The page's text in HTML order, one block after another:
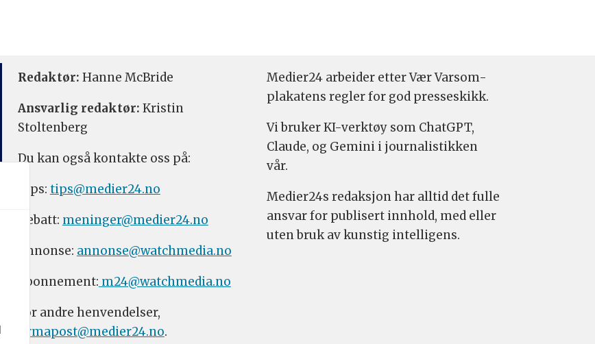
Redaktør: Hanne McBride
Ansvarlig redaktør: Kristin
Stoltenberg
Du kan også kontakte oss på:
Tips: tips@medier24.no
Debatt: meninger@medier24.no
Annonse: annonse@watchmedia.no
Abonnement: m24@watchmedia.no
For andre henvendelser,
firmapost@medier24.no.
Medier24 arbeider etter Vær Varsom-
plakatens regler for god presseskikk.
Vi bruker KI-verktøy som ChatGPT,
Claude, og Gemini i journalistikken
vår.
Medier24s redaksjon har alltid det fulle
ansvar for publisert innhold, med eller
uten bruk av kunstig intelligens.